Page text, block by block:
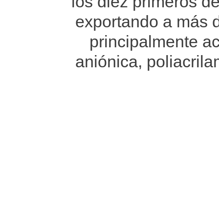
exportando a más
principalmente
aniónica,